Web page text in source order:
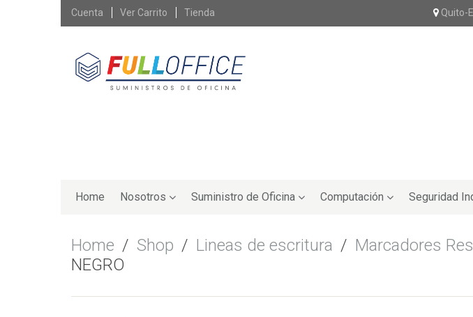
Skip
Cuenta Ver Carrito Tienda Quito-
to
Home Nosotros Suministro de Oficina Computación Seguridad
Home / Shop / Lineas de escritura / Marcadores
NEGRO